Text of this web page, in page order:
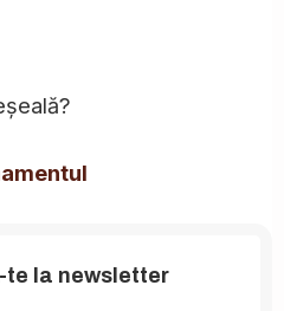
te la newsletter